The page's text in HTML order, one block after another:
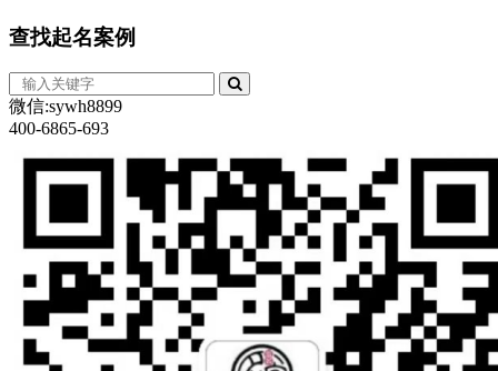
查找起名案例
微信:sywh8899
400-6865-693